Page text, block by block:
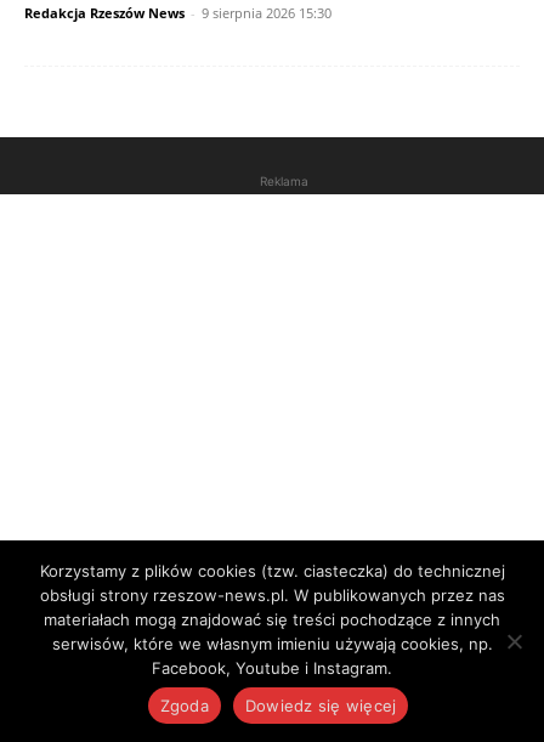
Redakcja Rzeszów News - 9 sierpnia 2026 15:30
Reklama
Korzystamy z plików cookies (tzw. ciasteczka) do technicznej
obsługi strony rzeszow-news.pl. W publikowanych przez nas
materiałach mogą znajdować się treści pochodzące z innych
serwisów, które we własnym imieniu używają cookies, np.
Facebook, Youtube i Instagram.
Zgoda
Dowiedz się więcej